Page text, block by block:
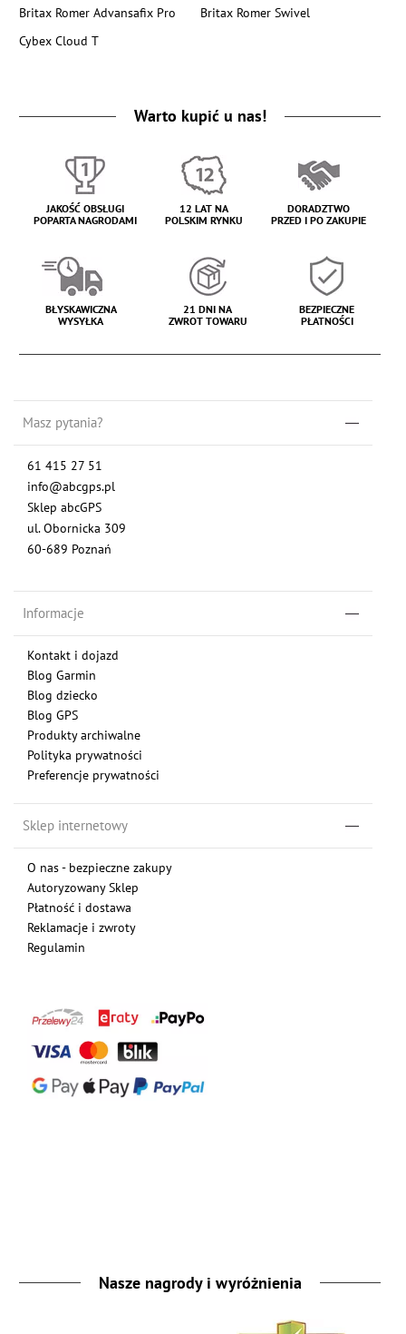
Britax Romer Advansafix Pro
Britax Romer Swivel
Cybex Cloud T
Warto kupić u nas!
JAKOŚĆ OBSŁUGI
POPARTA NAGRODAMI
12 LAT NA
POLSKIM RYNKU
DORADZTWO
PRZED I PO ZAKUPIE
BŁYSKAWICZNA
WYSYŁKA
21 DNI NA
ZWROT TOWARU
BEZPIECZNE
PŁATNOŚCI
Masz pytania?
61 415 27 51
info@abcgps.pl
Sklep abcGPS
ul. Obornicka 309
60-689 Poznań
Informacje
Kontakt i dojazd
Blog Garmin
Blog dziecko
Blog GPS
Produkty archiwalne
Polityka prywatności
Preferencje prywatności
Sklep internetowy
O nas - bezpieczne zakupy
Autoryzowany Sklep
Płatność i dostawa
Reklamacje i zwroty
Regulamin
Nasze nagrody i wyróżnienia